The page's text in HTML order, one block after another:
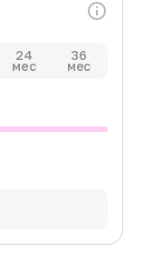
24
мес
36
мес